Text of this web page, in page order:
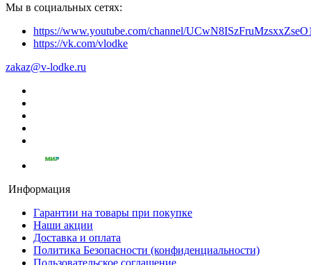
Мы в социальных сетях:
https://www.youtube.com/channel/
https://vk.com/vlodke
zakaz@v-lodke.ru
Информация
Гарантии на товары при покупке
Наши акции
Доставка и оплата
Политика Безопасности (конфиденциальности)
Пользовательское соглашение